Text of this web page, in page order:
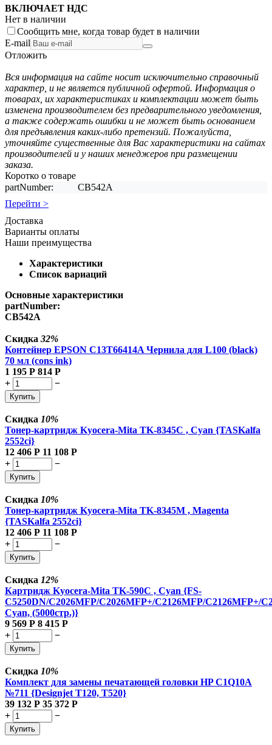
ВКЛЮЧАЕТ НДС
Нет в наличии
Сообщить мне, когда товар будет в наличии
E-mail
Отложить
Вся информация на сайте носит исключительно справочный
характер, и не является публичной офертой. Информация о
товарах, их характеристиках и комплектации может быть
изменена производителем без предварительного уведомления,
а также содержать ошибки и не может быть основанием
для предъявления каких-либо претензий. Пожалуйста,
уточняйте существенные для Вас характеристики на сайтах
производителей и у наших менеджеров при размещении
заказа.
Коротко о товаре
partNumber:
CB542A
Перейти >
Доставка
Варианты оплаты
Наши преимущества
Характеристики
Список вариаций
Основные характеристики
partNumber:
CB542A
Скидка 32%
Контейнер EPSON C13T66414A Чернила для L100 (black)
70 мл (cons ink)
1 195 Р 814 Р
+
−
Купить
Скидка 10%
Тонер-картридж Kyocera-Mita TK-8345C , Cyan {TASKalfa
2552ci}
12 406 Р 11 108 Р
+
−
Купить
Скидка 10%
Тонер-картридж Kyocera-Mita TK-8345M , Magenta
{TASKalfa 2552ci}
12 406 Р 11 108 Р
+
−
Купить
Скидка 12%
Картридж Kyocera-Mita TK-590C , Cyan {FS-
C5250DN/C2026MFP/C2026MFP+/C2126MFP/C2126MFP+/
Cyan, (5000стр.)}
9 569 Р 8 415 Р
+
−
Купить
Скидка 10%
Комплект для замены печатающей головки HP C1Q10A
№711 {Designjet T120, T520}
39 132 Р 35 372 Р
+
−
Купить